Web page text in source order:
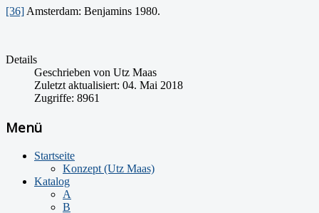
[36] Amsterdam: Benjamins 1980.
Details
Geschrieben von Utz Maas
Zuletzt aktualisiert: 04. Mai 2018
Zugriffe: 8961
Menü
Startseite
Konzept (Utz Maas)
Katalog
A
B